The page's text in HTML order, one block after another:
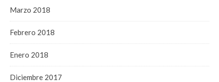
Marzo 2018
Febrero 2018
Enero 2018
Diciembre 2017